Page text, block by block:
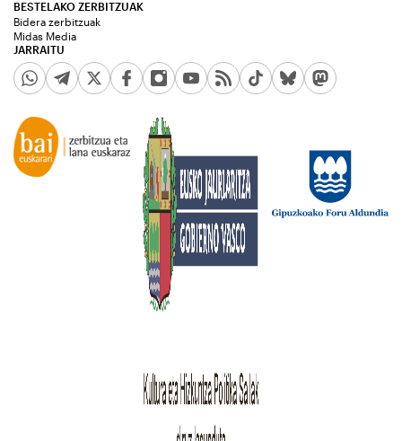
JARRAITU
BESTELAKO ZERBITZUAK
Bidera zerbitzuak
Midas Media